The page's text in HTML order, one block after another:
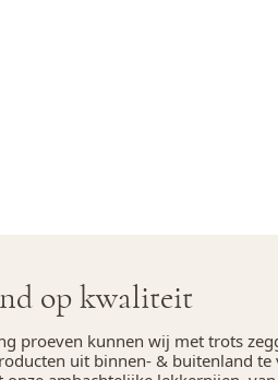
op kwaliteit
proeven kunnen wij met trots
uit binnen- & buitenland te